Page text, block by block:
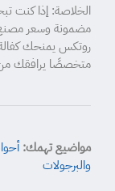
الخلاصة: إذا
مضمونة وسعر
متخصصًا يرافقك
مواضيع تهمك:
والبرجولات